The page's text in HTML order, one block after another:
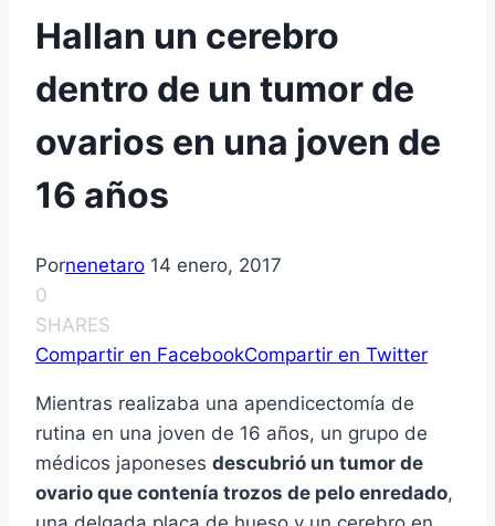
Hallan un cerebro
dentro de un tumor de
ovarios en una joven de
16 años
Pornenetaro 14 enero, 2017
0
SHARES
Compartir en FacebookCompartir en Twitter
Mientras realizaba una apendicectomía de
rutina en una joven de 16 años, un grupo de
médicos japoneses descubrió un tumor de
ovario que contenía trozos de pelo enredado,